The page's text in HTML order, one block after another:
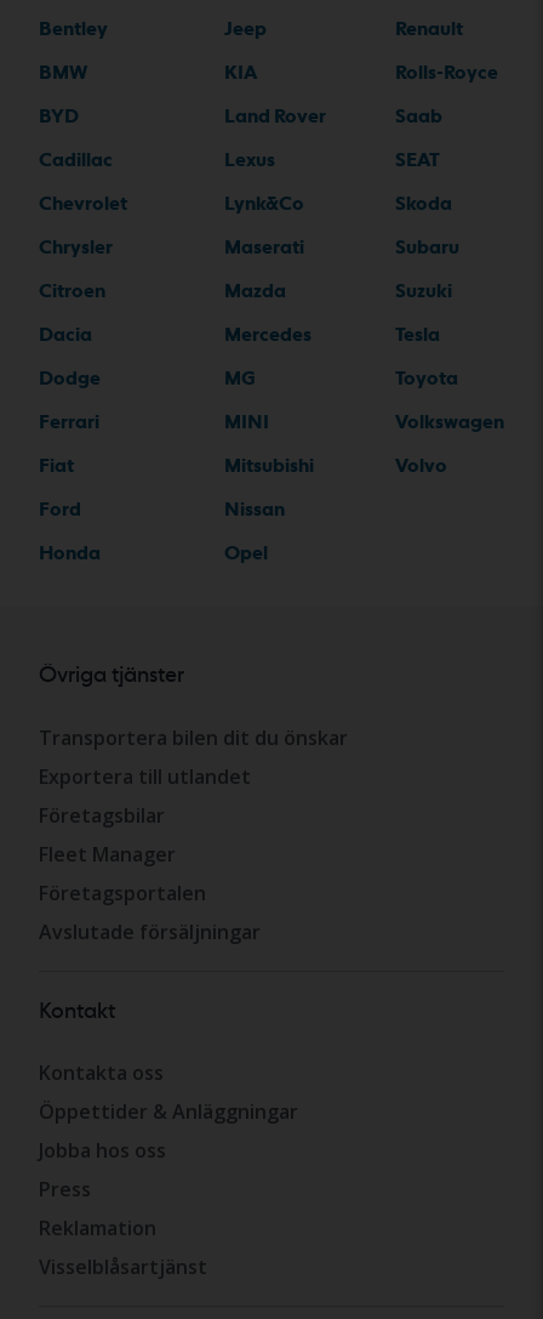
Bentley
BMW
BYD
Cadillac
Chevrolet
Chrysler
Citroen
Dacia
Dodge
Ferrari
Fiat
Ford
Honda
Jeep
KIA
Land Rover
Lexus
Lynk&Co
Maserati
Mazda
Mercedes
MG
MINI
Mitsubishi
Nissan
Opel
Renault
Rolls-Royce
Saab
SEAT
Skoda
Subaru
Suzuki
Tesla
Toyota
Volkswagen
Volvo
Övriga tjänster
Transportera bilen dit du önskar
Exportera till utlandet
Företagsbilar
Fleet Manager
Företagsportalen
Avslutade försäljningar
Kontakt
Kontakta oss
Öppettider & Anläggningar
Jobba hos oss
Press
Reklamation
Visselblåsartjänst